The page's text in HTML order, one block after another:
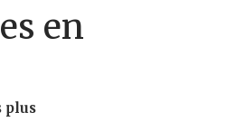
en
plus